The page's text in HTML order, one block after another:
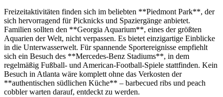
Freizeitaktivitäten finden sich im beliebten **Piedmont Park**, der
sich hervorragend für Picknicks und Spaziergänge anbietet.
Familien sollten den **Georgia Aquarium**, eines der größten
Aquarien der Welt, nicht verpassen. Es bietet einzigartige Einblicke
in die Unterwasserwelt. Für spannende Sportereignisse empfiehlt
sich ein Besuch des **Mercedes-Benz Stadiums**, in dem
regelmäßig Fußball- und American-Football-Spiele stattfinden. Kein
Besuch in Atlanta wäre komplett ohne das Verkosten der
**authentischen südlichen Küche** – barbecued ribs und peach
cobbler warten darauf, entdeckt zu werden.